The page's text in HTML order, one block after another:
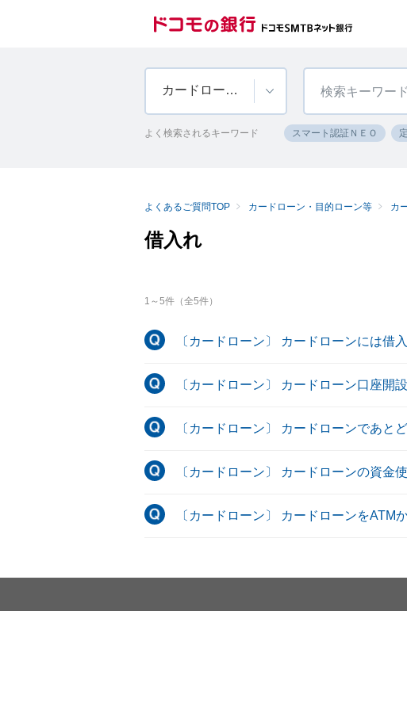
カードローン・目的ローン等
よく検索されるキーワード スマート認証ＮＥＯ
よくあるご質問TOP カードローン・目的ローン等 カ
借入れ
1 ～5件（全5件）
〔カードローン〕 カードローンには借
〔カードローン〕 カードローン口座開
〔カードローン〕 カードローンであと
〔カードローン〕 カードローンの資金
〔カードローン〕 カードローンを